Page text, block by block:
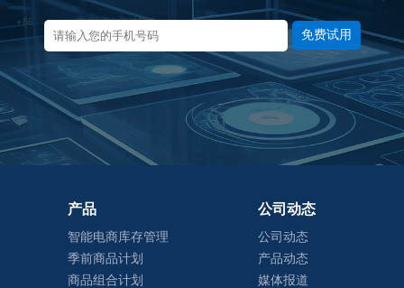
免费试用
产品
智能电商库存管理
季前商品计划
商品组合计划
公司动态
公司动态
产品动态
媒体报道